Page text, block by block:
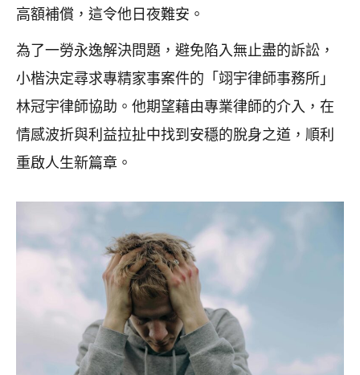
高額補償，這令他日夜難安。
為了一勞永逸解決問題，避免陷入無止盡的訴訟，
小楷決定尋求專精家事案件的「翊宇律師事務所」
林冠宇律師協助。他期望藉由專業律師的介入，在
情感波折與利益拉扯中找到安穩的脫身之道，順利
重啟人生新篇章。